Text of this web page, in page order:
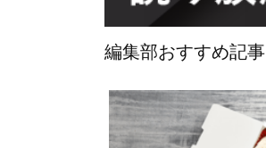
編集部おすすめ記事